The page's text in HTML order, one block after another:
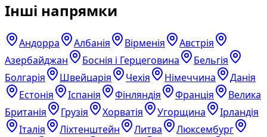
Інші напрямки
Андорра Албанія Вірменія
Австрія
Азербайджан
Боснія і Герцеговина
Бельгія
Болгарія
Швейцарія Чехія Німеччина
Данія
Естонія
Іспанія Фінляндія Франція
Велика
Британія
Грузія Хорватія Угорщина
Ірландія
Італія
Ліхтенштейн Литва
Люксембург